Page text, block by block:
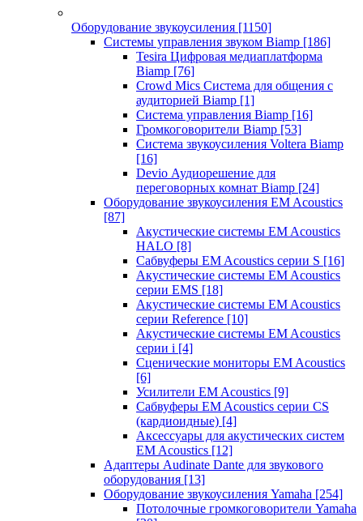
Оборудование звукоусиления [1150]
Системы управления звуком Biamp [186]
Tesira Цифровая медиаплатформа
Biamp [76]
Crowd Mics Система для общения с
аудиторией Biamp [1]
Система управления Biamp [16]
Громкоговорители Biamp [53]
Система звукоусиления Voltera Biamp
[16]
Devio Аудиорешение для
переговорных комнат Biamp [24]
Оборудование звукоусиления EM Acoustics
[87]
Акустические системы EM Acoustics
HALO [8]
Сабвуферы EM Acoustics серии S [16]
Акустические системы EM Acoustics
серии EMS [18]
Акустические системы EM Acoustics
серии Reference [10]
Акустические системы EM Acoustics
серии i [4]
Сценические мониторы EM Acoustics
[6]
Усилители EM Acoustics [9]
Сабвуферы EM Acoustics серии CS
(кардиоидные) [4]
Аксессуары для акустических систем
EM Acoustics [12]
Адаптеры Audinate Dante для звукового
оборудования [13]
Оборудование звукоусиления Yamaha [254]
Потолочные громкоговорители Yamaha